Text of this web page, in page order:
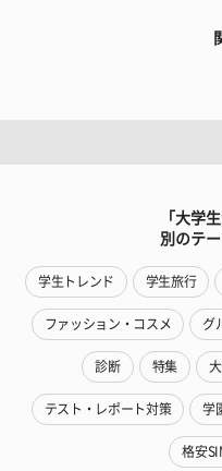
「大学
別のテ
学生トレンド 学生旅行
ファッション・コスメ グ
診断 特集
テスト・レポート対策 学
格安